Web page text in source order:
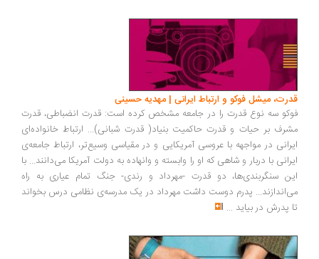
قدرت، میشل فوکو و ارتباط ایرانی | مهدیه حسینی
فوکو سه نوع قدرت را در جامعه مشخص کرده است: قدرت انضباطی، قدرت
مشرف بر حیات و قدرت حاکمیت بنیاد( قدرت شبانی)... ارتباط خانواده‌ای
ایرانی در مواجهه با عروسی آمریکایی و در مقیاسی وسیع‌تر، ارتباط جامعه‌ی
ایرانی با دربار و شاهی که او را وابسته و وانهاده به دولت آمریکا می‌دانند... با
این سنگربندی‌ها، دو قدرت -مهرداد و رندی- جنگ تمام عیاری به راه
می‌اندازند... پدرم دوست داشت مهرداد در یک مدرسه‌ی نظامی درس بخواند
تا پدرش در بیاید ...